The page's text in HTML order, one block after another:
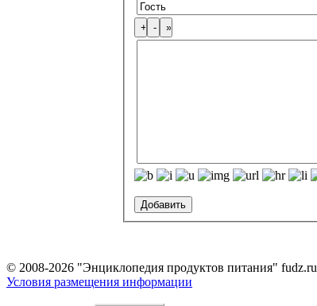
© 2008-2026 "Энциклопедия продуктов питания" fudz.ru
Условия размещения информации